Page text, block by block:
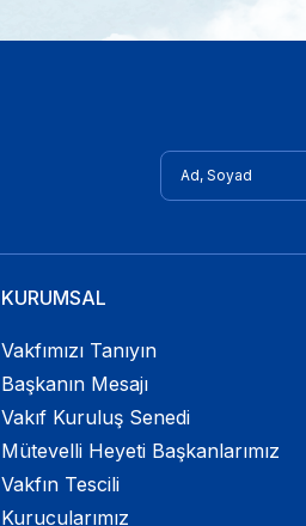
KURUMSAL
Vakfımızı Tanıyın
Başkanın Mesajı
Vakıf Kuruluş Senedi
Mütevelli Heyeti Başkanlarımız
Vakfın Tescili
Kurucularımız